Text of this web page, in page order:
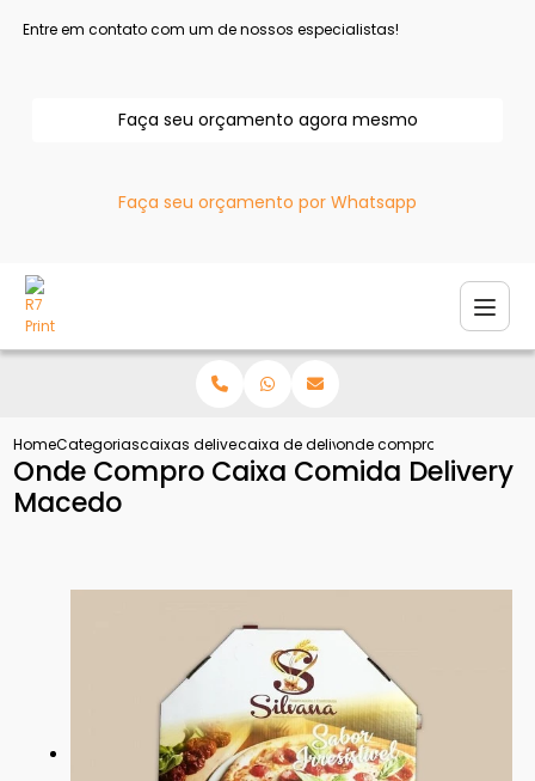
Entre em contato com um de nossos especialistas!
Faça seu orçamento agora mesmo
Faça seu orçamento por Whatsapp
HomeCategoriascaixas deliverycaixa de delivery para esfiha
onde compro caixa
Onde Compro Caixa Comida Delivery
Macedo